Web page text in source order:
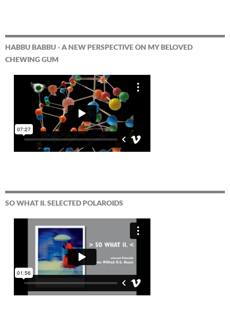
HABBU BABBU - A NEW PERSPECTIVE ON MY BELOVED
CHEWING GUM
SO WHAT II. SELECTED POLAROIDS